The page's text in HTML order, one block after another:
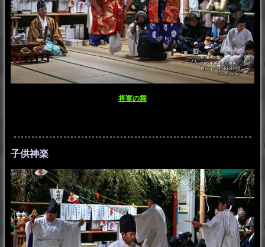
将軍の舞
子供神楽